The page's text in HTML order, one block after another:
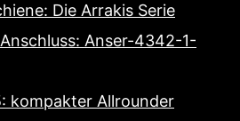
Die Arrakis Serie
Anser-4342-1-
kompakter Allrounder